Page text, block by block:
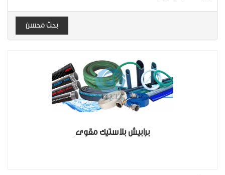
بحث محسن
برابيش بلاستيك مقوى